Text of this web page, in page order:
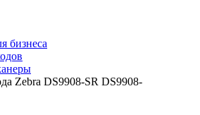
бизнеса
Zebra DS9908-SR DS9908-